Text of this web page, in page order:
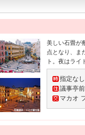
美しい石畳が
点となり、ま
ト。夜はライ
指定な
議事亭
マカオ